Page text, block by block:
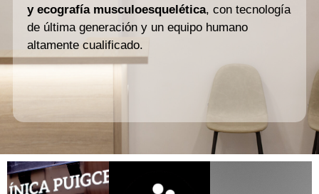
y ecografía musculoesquelética, con tecnología
de última generación y un equipo humano
altamente cualificado.